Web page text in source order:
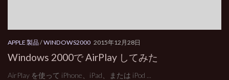
APPLE 製品/WINDOWS2000 2015年12月28日
Windows 2000で AirPlay してみた
AirPlay を使って iPhone、iPad、または iPod ...